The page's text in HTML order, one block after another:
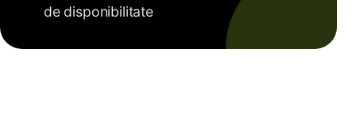
de disponibilitate